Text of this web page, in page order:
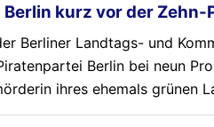
kurz vor der
Berliner Landtags- und
Berlin bei neun
ihres ehemals grünen